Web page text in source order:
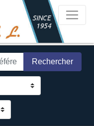
Rechercher